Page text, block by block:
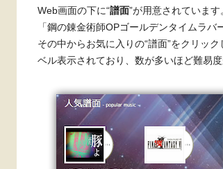
Web画面の下に“譜面”が用意されていま
「鋼の錬金術師OPゴールデンタイムラ
その中からお気に入りの“譜面”をクリッ
ベル表示されており、数が多いほど難易度